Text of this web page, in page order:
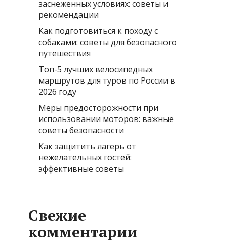
заснеженных условиях: советы и
рекомендации
Как подготовиться к походу с
собаками: советы для безопасного
путешествия
Топ-5 лучших велосипедных
маршрутов для туров по России в
2026 году
Меры предосторожности при
использовании моторов: важные
советы безопасности
Как защитить лагерь от
нежелательных гостей:
эффективные советы
Свежие
комментарии